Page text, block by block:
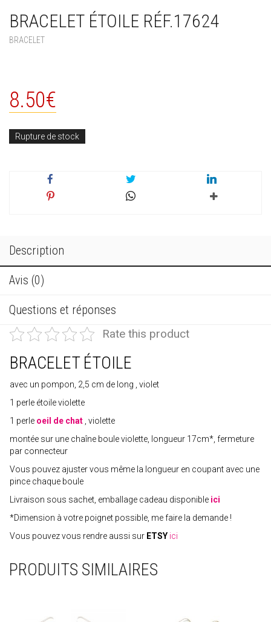
BRACELET ÉTOILE RÉF.17624
BRACELET
8.50€
Rupture de stock
Description
Avis (0)
Questions et réponses
Rate this product
BRACELET ÉTOILE
avec un pompon, 2,5 cm de long , violet
1 perle étoile violette
1 perle oeil de chat , violette
montée sur une chaîne boule violette, longueur 17cm*, fermeture
par connecteur
Vous pouvez ajuster vous même la longueur en coupant avec une
pince chaque boule
Livraison sous sachet, emballage cadeau disponible ici
*Dimension à votre poignet possible, me faire la demande !
Vous pouvez vous rendre aussi sur ETSY ici
PRODUITS SIMILAIRES